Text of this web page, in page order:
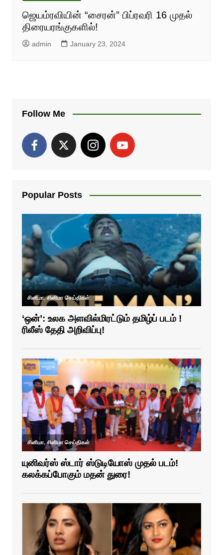
ஜெயம்ரவியின் “சைரன்” பிப்ரவரி 16 முதல்
திரையரங்குகளில்!
admin January 23, 2024
Follow Me
Popular Posts